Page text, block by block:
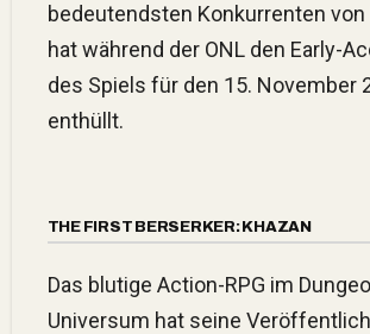
bedeutendsten Konkurrenten von
hat während der ONL den Early-
des Spiels für den 15. November
enthüllt.
THE FIRST BERSERKER: KHAZAN
Das blutige Action-RPG im Dungeon & Fighter-
Universum hat seine